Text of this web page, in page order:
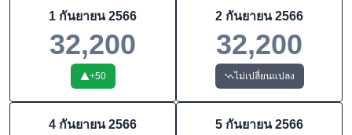
1 กันยายน 2566
32,200
+50
2 กันยายน 2566
32,200
ไม่เปลี่ยนแปลง
4 กันยายน 2566 5 กันยายน 2566